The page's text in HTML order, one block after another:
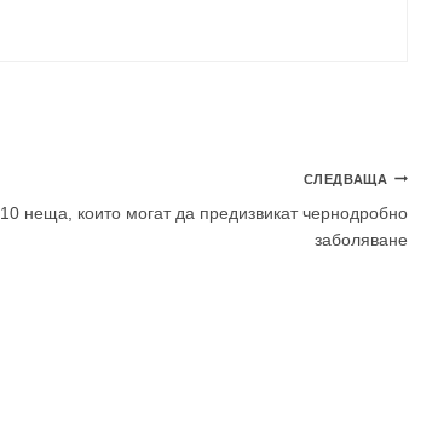
СЛЕДВАЩА
10 неща, които могат да предизвикат чернодробно
заболяване